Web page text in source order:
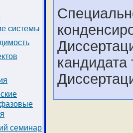
системы
семинар
кандидата